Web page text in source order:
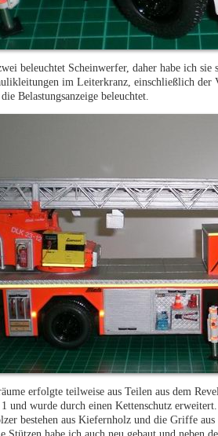
beleuchtet Scheinwerfer, daher habe ich
im Leiterkranz, einschließlich der
Belastungsanzeige beleuchtet.
erfolgte teilweise aus Teilen aus dem
und wurde durch einen Kettenschutz
bestehen aus Kiefernholz und die Griffe